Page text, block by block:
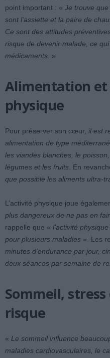
point important : « Je trouve
sont l’assiette et la paire de
Ce sont des attitudes
risque de devenir malade, ce
médicaments. »
Alimentation
physique
Pour préserver son cœur, il est
alimentation de type
les viandes blanches, le
légumes et les fruits . En
que possible les aliments ultra-
L’activité physique joue
plus dangereux de ne pas en
rappelle que « l’activité
pour plusieurs maladies ». Les
minutes d’endurance par jour,
deux séances par semaine de
Sommeil,
risque
« Le sommeil influence
maladies cardiovasculaires, le